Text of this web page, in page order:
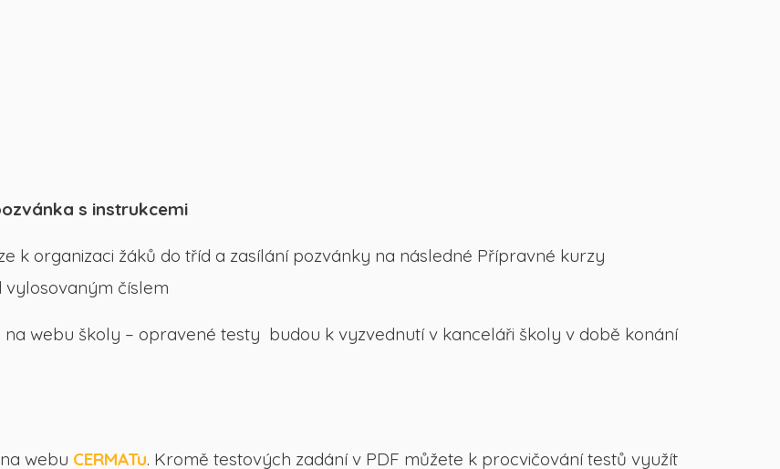
s instrukcemi
k organizaci žáků do tříd a zasílání pozvánky na následné Přípravné kurzy
číslem
webu školy – opravené testy budou k vyzvednutí v kanceláři školy v době konání
webu CERMATu. Kromě testových zadání v PDF můžete k procvičování testů využít